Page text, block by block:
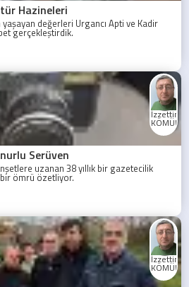
Hazineleri
yaşayan değerleri Urgancı Apti ve Kadir
gerçekleştirdik.
Serüven
uzanan 38 yıllık bir gazetecilik
ömrü özetliyor.
İzzettin
İzzettin